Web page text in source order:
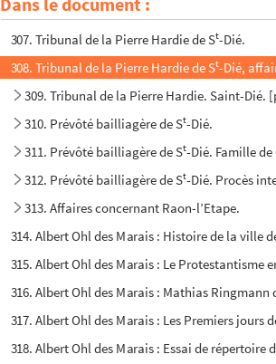
306. Prévôté bailliagère de S
307. Tribunal de la Pierre Hardie de St-Dié.
308. Tribunal de la Pierre Hardie de St-Dié,
309. Tribunal de la Pierre Hardie. Saint-
310. Prévôté bailliagère de St-Dié.
311. Prévôté bailliagère de St-Dié. Famille
312. Prévôté bailliagère de St-Dié. Procès
313. Affaires concernant Raon-l’Etape.
314. Albert Ohl des Marais : Histoire de la ville
315. Albert Ohl des Marais : Le Protestantisme
316. Albert Ohl des Marais : Mathias
317. Albert Ohl des Marais : Les Premiers jours
318. Albert Ohl des Marais : Essai de